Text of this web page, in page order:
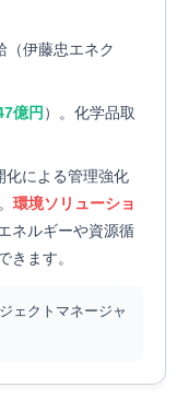
（伊藤忠エネク
億円 ）。化学品取
化による管理強化
環境ソリューショ
ネルギーや資源循
きます。
ェクトマネージャ